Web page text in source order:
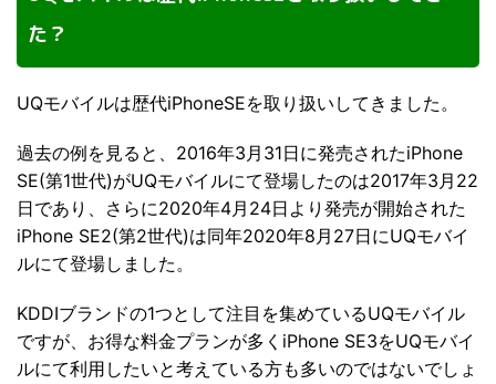
た？
UQモバイルは歴代iPhoneSEを取り扱いしてきました。
過去の例を見ると、2016年3月31日に発売されたiPhone
SE(第1世代)がUQモバイルにて登場したのは2017年3月22
日であり、さらに2020年4月24日より発売が開始された
iPhone SE2(第2世代)は同年2020年8月27日にUQモバイ
ルにて登場しました。
KDDIブランドの1つとして注目を集めているUQモバイル
ですが、お得な料金プランが多くiPhone SE3をUQモバイ
ルにて利用したいと考えている方も多いのではないでしょ